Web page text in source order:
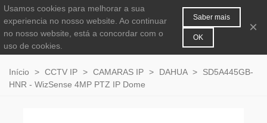
0
Início > CCTV IP > CAMARAS IP > DAHUA >
SD5A445GB-
HNR - WizSense 4MP PTZ IP Dome
Usamos cookies para melhorar a sua
experiencia no nosso website. Ao continuar
no nosso website, está a concordar com o
uso de cookies.
Saber mais
OK
×